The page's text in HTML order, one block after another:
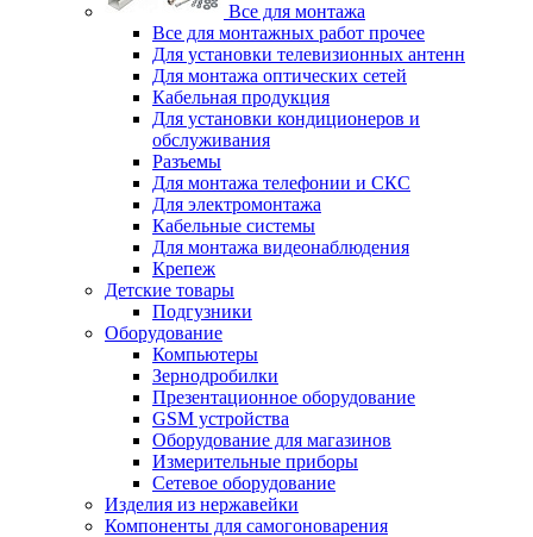
Все для монтажа
Все для монтажных работ прочее
Для установки телевизионных антенн
Для монтажа оптических сетей
Кабельная продукция
Для установки кондиционеров и
обслуживания
Разъемы
Для монтажа телефонии и СКС
Для электромонтажа
Кабельные системы
Для монтажа видеонаблюдения
Крепеж
Детские товары
Подгузники
Оборудование
Компьютеры
Зернодробилки
Презентационное оборудование
GSM устройства
Оборудование для магазинов
Измерительные приборы
Сетевое оборудование
Изделия из нержавейки
Компоненты для самогоноварения